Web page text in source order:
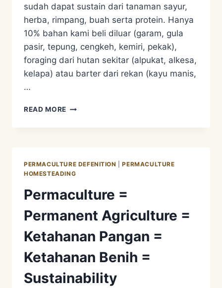
sudah dapat sustain dari tanaman sayur,
herba, rimpang, buah serta protein. Hanya
10% bahan kami beli diluar (garam, gula
pasir, tepung, cengkeh, kemiri, pekak),
foraging dari hutan sekitar (alpukat, alkesa,
kelapa) atau barter dari rekan (kayu manis,
…
READ MORE KETAHANAN
–
PERMACULTURE DEFENITION |PERMACULTURE
HOMESTEADING
Permaculture =
Permanent Agriculture =
Ketahanan Pangan =
Ketahanan Benih =
Sustainability